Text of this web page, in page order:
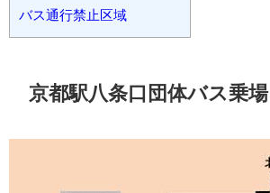
バス通行禁止区域
京都駅八条口団体バス乗場